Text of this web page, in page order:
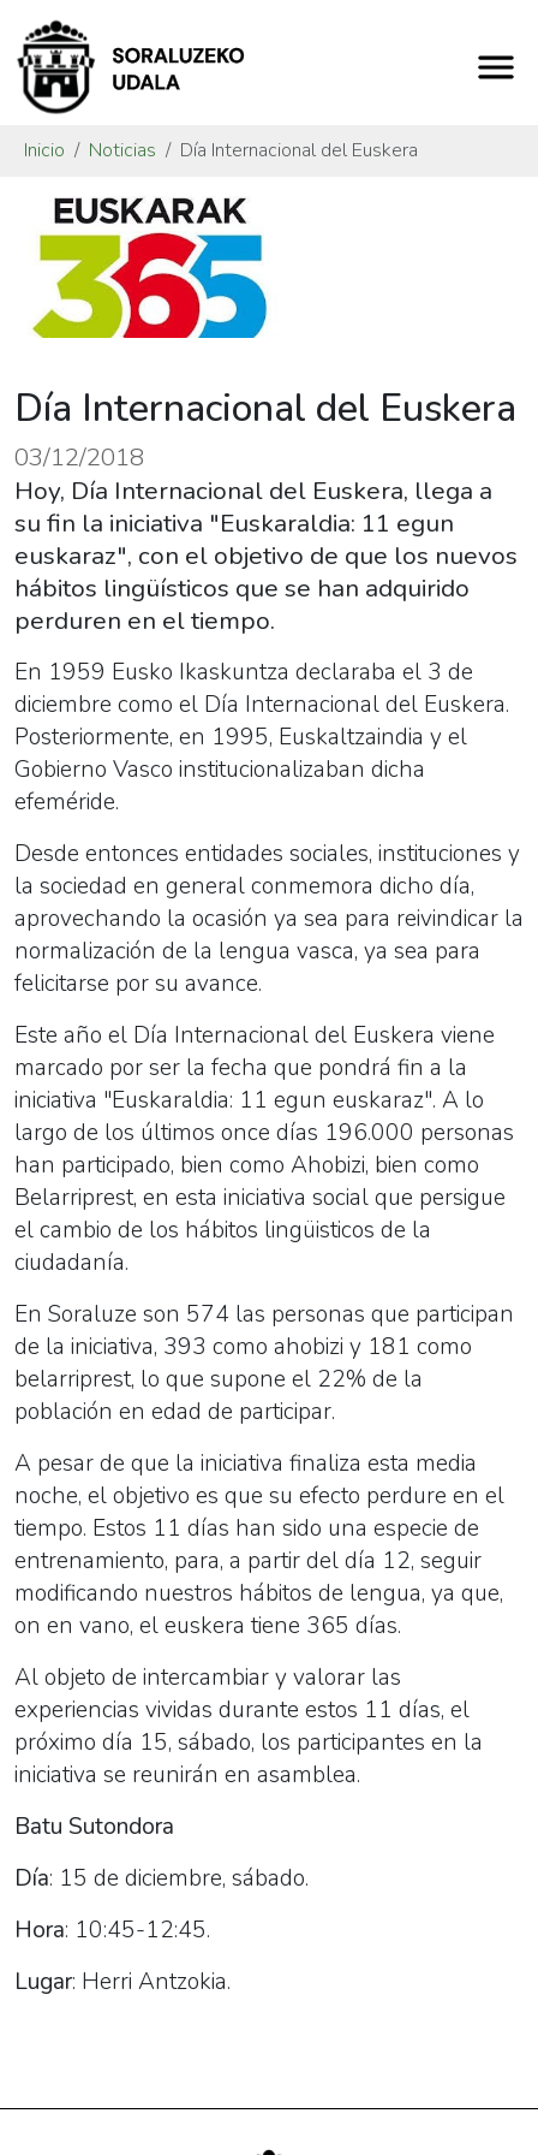
Inicio Noticias Día Internacional del Euskera
Día Internacional del Euskera
03/12/2018
Hoy, Día Internacional del Euskera, llega a
su fin la iniciativa "Euskaraldia: 11 egun
euskaraz", con el objetivo de que los nuevos
hábitos lingüísticos que se han adquirido
perduren en el tiempo.
En 1959 Eusko Ikaskuntza declaraba el 3 de
diciembre como el Día Internacional del Euskera.
Posteriormente, en 1995, Euskaltzaindia y el
Gobierno Vasco institucionalizaban dicha
efeméride.
Desde entonces entidades sociales, instituciones y
la sociedad en general conmemora dicho día,
aprovechando la ocasión ya sea para reivindicar la
normalización de la lengua vasca, ya sea para
felicitarse por su avance.
Este año el Día Internacional del Euskera viene
marcado por ser la fecha que pondrá fin a la
iniciativa "Euskaraldia: 11 egun euskaraz". A lo
largo de los últimos once días 196.000 personas
han participado, bien como Ahobizi, bien como
Belarriprest, en esta iniciativa social que persigue
el cambio de los hábitos lingüisticos de la
ciudadanía.
En Soraluze son 574 las personas que participan
de la iniciativa, 393 como ahobizi y 181 como
belarriprest, lo que supone el 22% de la
población en edad de participar.
A pesar de que la iniciativa finaliza esta media
noche, el objetivo es que su efecto perdure en el
tiempo. Estos 11 días han sido una especie de
entrenamiento, para, a partir del día 12, seguir
modificando nuestros hábitos de lengua, ya que,
on en vano, el euskera tiene 365 días.
Al objeto de intercambiar y valorar las
experiencias vividas durante estos 11 días, el
próximo día 15, sábado, los participantes en la
iniciativa se reunirán en asamblea.
Batu Sutondora
Día: 15 de diciembre, sábado.
Hora: 10:45-12:45.
Lugar: Herri Antzokia.